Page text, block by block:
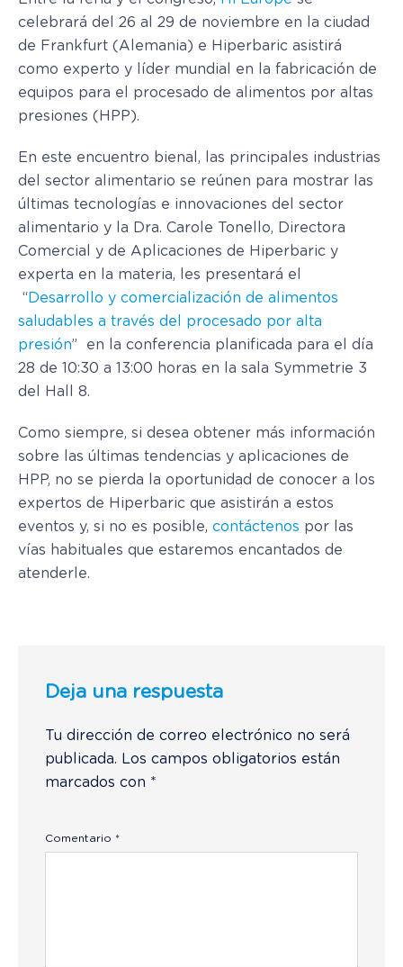
celebrará del 26 al 29 de noviembre en la ciudad
de Frankfurt (Alemania) e Hiperbaric asistirá
como experto y líder mundial en la fabricación de
equipos para el procesado de alimentos por altas
presiones (HPP).
En este encuentro bienal, las principales industrias
del sector alimentario se reúnen para mostrar las
últimas tecnologías e innovaciones del sector
alimentario y la Dra. Carole Tonello, Directora
Comercial y de Aplicaciones de Hiperbaric y
experta en la materia, les presentará el
“ Desarrollo y comercialización de alimentos
saludables a través del procesado por alta
presión” en la conferencia planificada para el día
28 de 10:30 a 13:00 horas en la sala Symmetrie 3
del Hall 8.
Como siempre, si desea obtener más información
sobre las últimas tendencias y aplicaciones de
HPP, no se pierda la oportunidad de conocer a los
expertos de Hiperbaric que asistirán a estos
eventos y, si no es posible, contáctenos por las
vías habituales que estaremos encantados de
atenderle.
Deja una respuesta
Tu dirección de correo electrónico no será
publicada. Los campos obligatorios están
marcados con *
Comentario *